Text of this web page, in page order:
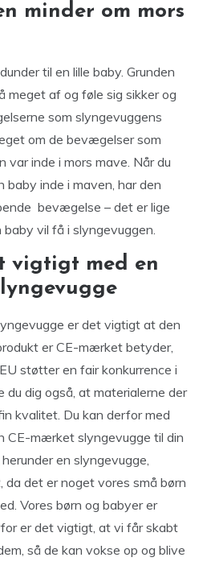
minder om mors
til en lille baby. Grunden
meget af og føle sig sikker og
som slyngevuggens
om de bevægelser som
var inde i mors mave. Når du
baby inde i maven, har den
bevægelse – det er lige
vil få i slyngevuggen.
vigtigt med en
er det vigtigt at den
er CE-mærket betyder,
støtter en fair konkurrence i
du dig også, at materialerne der
kvalitet. Du kan derfor med
CE-mærket slyngevugge til din
en slyngevugge,
det er noget vores små børn
Vores børn og babyer er
er det vigtigt, at vi får skabt
så de kan vokse op og blive